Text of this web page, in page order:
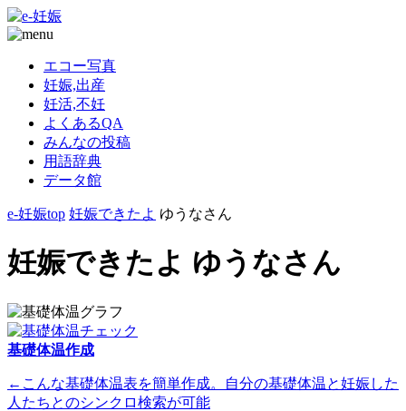
エコー写真
妊娠,出産
妊活,不妊
よくあるQA
みんなの投稿
用語辞典
データ館
e-妊娠top 妊娠できたよ ゆうなさん
妊娠できたよ ゆうなさん
基礎体温作成
←こんな基礎体温表を簡単作成。自分の基礎体温と妊娠した
人たちとのシンクロ検索が可能